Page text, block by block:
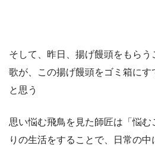
そして、昨日、揚げ饅頭をもら
歌が、この揚げ饅頭をゴミ箱にす
と思う
思い悩む飛鳥を見た師匠は「悩
りの生活をすることで、日常の